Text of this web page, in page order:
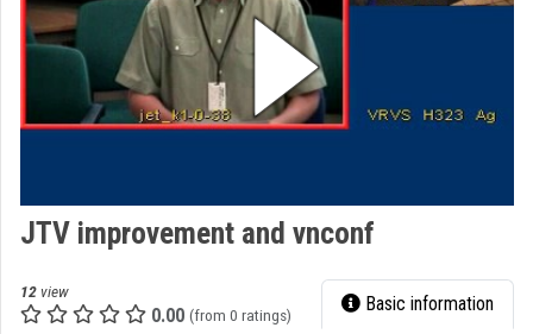
WIGNER
FIZIKAI
KUTATÓKÖZPONT
Organization home
Organization playlists
JTV improvement and vnconf
12 view
0.00 (from 0 ratings) Basic information